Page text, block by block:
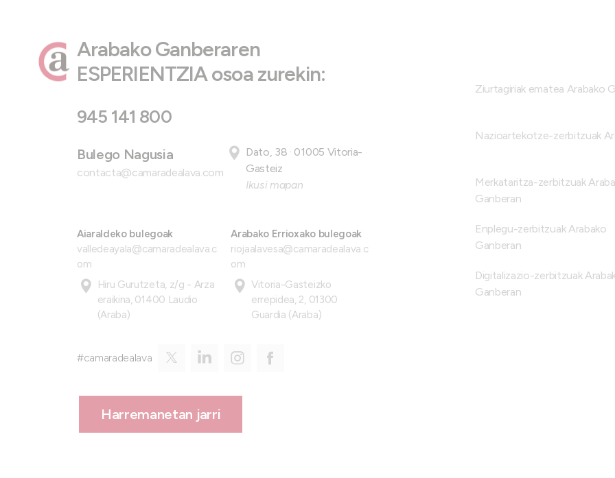
Arabako Ganberaren
ESPERIENTZIA osoa zurekin:
945 141 800
Bulego Nagusia
contacta@camaradealava.com
Dato, 38 · 01005 Vitoria-
Gasteiz
Ikusi mapan
Aiaraldeko bulegoak
valledeayala@camaradealava.c
om
Hiru Gurutzeta, z/g - Arza
eraikina, 01400 Laudio
(Araba)
Arabako Errioxako bulegoak
riojaalavesa@camaradealava.c
om
Vitoria-Gasteizko
errepidea, 2, 01300
Guardia (Araba)
#camaradealava
Harremanetan jarri
Ziurtagiriak ematea Arabako
Nazioartekotze-zerbitzuak
Merkataritza-zerbitzuak
Ganberan
Enplegu-zerbitzuak Arabako
Ganberan
Digitalizazio-zerbitzuak
Ganberan